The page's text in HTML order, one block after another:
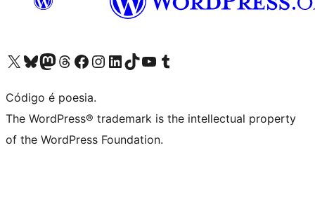
Acessar nossa conta do X (antigo Twitter)
Acessar nossa conta do Bluesky
Acessar nossa conta do Mastodon
Acessar nossa conta do Threads
Acessar nossa página do Facebook
Acessar nossa conta do Instagram
Acessar nossa conta do LinkedIn
Acessar nossa conta do TikTok
Acessar nosso canal do YouTube
Acessar nossa conta no Tumblr
Código é poesia.
The WordPress® trademark is the intellectual property
of the WordPress Foundation.